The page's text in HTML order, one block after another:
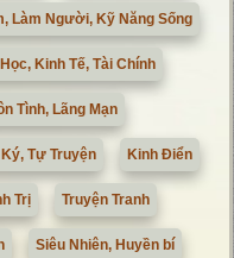
Làm Người, Kỹ Năng Sống
Kinh Tế, Tài Chính
Tình, Lãng Mạn
Ký, Tự Truyện Kinh Điển
Trị Truyện Tranh
Siêu Nhiên, Huyền bí